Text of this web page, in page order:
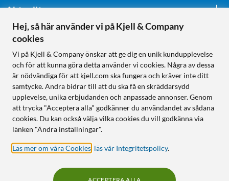
Aktuellt
Följ oss
Handla från:
Sverige
Norge
Hej, så här använder vi på Kjell & Company
cookies
Vi på Kjell & Company önskar att ge dig en unik kundupplevelse
och för att kunna göra detta använder vi cookies. Några av dessa
är nödvändiga för att kjell.com ska fungera och kräver inte ditt
samtycke. Andra bidrar till att du ska få en skräddarsydd
upplevelse, unika erbjudanden och anpassade annonser. Genom
att trycka "Acceptera alla" godkänner du användandet av sådana
cookies. Du kan också välja vilka cookies du vill godkänna via
länken "Ändra inställningar".
Läs mer om våra Cookies läs vår Integritetspolicy.